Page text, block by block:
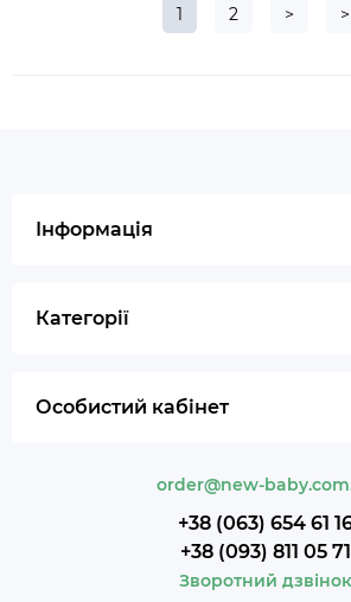
1 2 >
Інформація
Категорії
Особистий кабінет
order@new-
+38 (063) 654 61
+38 (093) 811 05 71
Зворотний дзвінок